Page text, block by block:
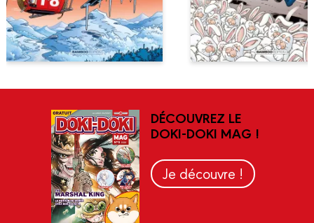
DÉCOUVREZ LE
DOKI-DOKI MAG !
Je découvre !